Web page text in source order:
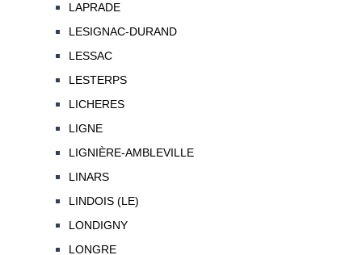
LAPRADE
LESIGNAC-DURAND
LESSAC
LESTERPS
LICHERES
LIGNE
LIGNIÈRE-AMBLEVILLE
LINARS
LINDOIS (LE)
LONDIGNY
LONGRE